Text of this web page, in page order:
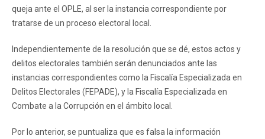
queja ante el OPLE, al ser la instancia correspondiente por
tratarse de un proceso electoral local.
Independientemente de la resolución que se dé, estos actos y
delitos electorales también serán denunciados ante las
instancias correspondientes como la Fiscalía Especializada en
Delitos Electorales (FEPADE), y la Fiscalía Especializada en
Combate a la Corrupción en el ámbito local.
Por lo anterior, se puntualiza que es falsa la información